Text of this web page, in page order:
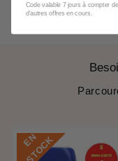
E
N
S
T
O
C
K
Code valable 7 jours à compter
d'autres offres en cours.